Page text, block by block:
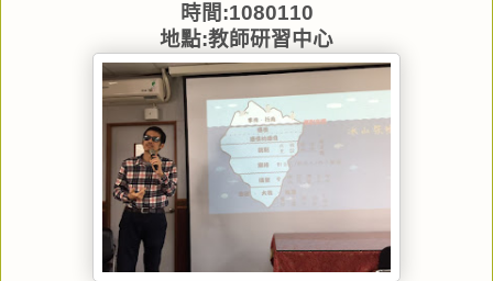
時間:1080110
地點:教師研習中心